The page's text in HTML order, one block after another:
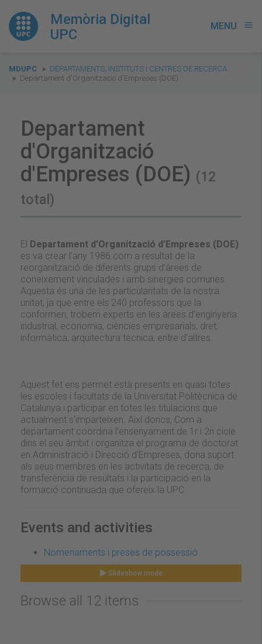
Memòria Digital
UPC
MENU menu
You
are
MDUPC
DEPARTAMENTS, INSTITUTS I CENTRES DE RECERCA
Departament d'Organització d'Empreses (DOE)
Departament
d'Organització
d'Empreses (DOE) (12
total)
El Departament d’Organització d’Empreses (DOE)
es va crear l’any 1986 com a resultat de la
reorganització de diferents grups d’àrees de
coneixement vinculades i amb sinergies comunes.
Aquesta és una de les particularitats de la nostra
unitat, ja que entre els 240 professors que la
conformen, trobem experts en les àrees d’enginyeria
industrial, economia, ciències empresarials, dret,
informàtica, arquitectura tècnica, entre d’altres.
Aquest fet ens permet està presents en quasi totes
les escoles i facultats de la Universitat Politècnica de
Catalunya i participar en totes les titulacions que
actualment s'imparteixen. Així doncs, Com a
departament coordina l'ensenyament de 1r i 2n cicle
dins el seu àmbit i organitza el programa de doctorat
en Administració i Direcció d'Empreses, dona suport
als seus membres en les activitats de recerca, de
transferència de resultats i la participació en la
formació continuada que ofereix la UPC.
Events and activities
Nomenaments i preses de possessió
Slideshow mode
Browse all 12 items